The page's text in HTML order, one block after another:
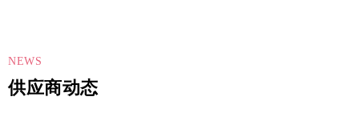
NEWS
供应商动态